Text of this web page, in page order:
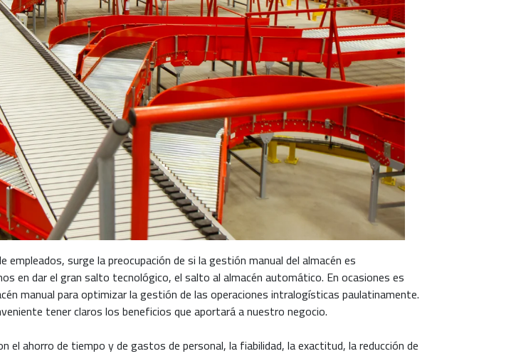
surge la preocupación de si la gestión manual del almacén es
en dar el gran salto tecnológico, el salto al almacén automático. En ocasiones es
manual para optimizar la gestión de las operaciones intralogísticas paulatinamente.
tener claros los beneficios que aportará a nuestro negocio.
el ahorro de tiempo y de gastos de personal, la fiabilidad, la exactitud, la reducción de